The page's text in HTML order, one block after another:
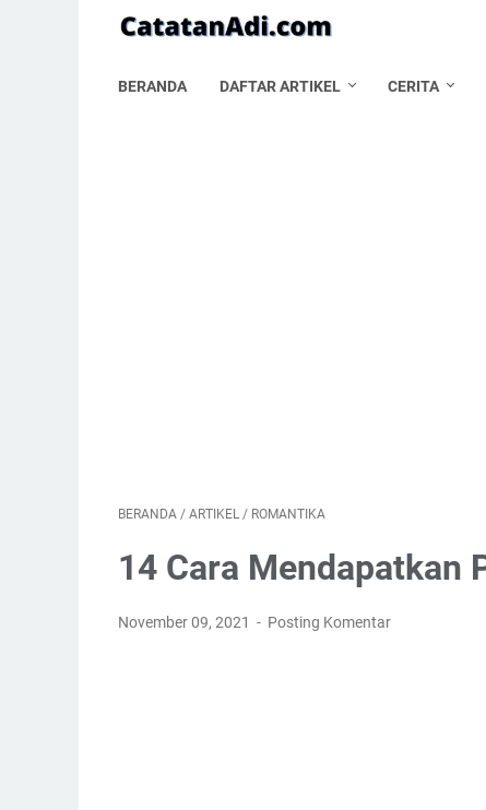
BERANDA DAFTAR ARTIKEL CERITA
BERANDA / ARTIKEL / ROMANTIKA
14 Cara Mendapatkan
November 09, 2021 Posting Komentar